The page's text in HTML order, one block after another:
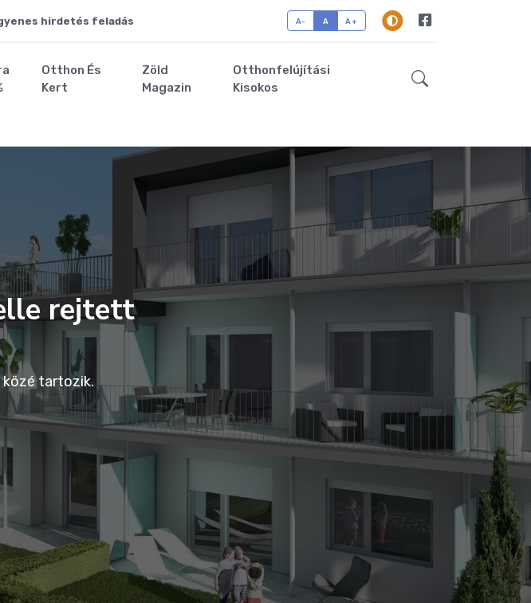
hirdetés feladás A- A A+
Otthon És
Kert
Zöld
Magazin
Otthonfelújítási
Kisokos
rejtett
tartozik.